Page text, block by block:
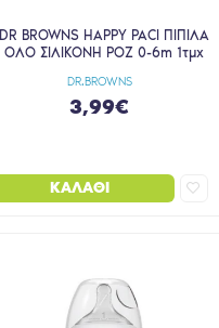
DR.BROWNS
DR BROWNS HAPPY PACI ΠΙΠΙΛΑ
ΟΛΟ ΣΙΛΙΚΟΝΗ ΡΟΖ 0-6m 1τμχ
3,99€
ΚΑΛΆΘΙ